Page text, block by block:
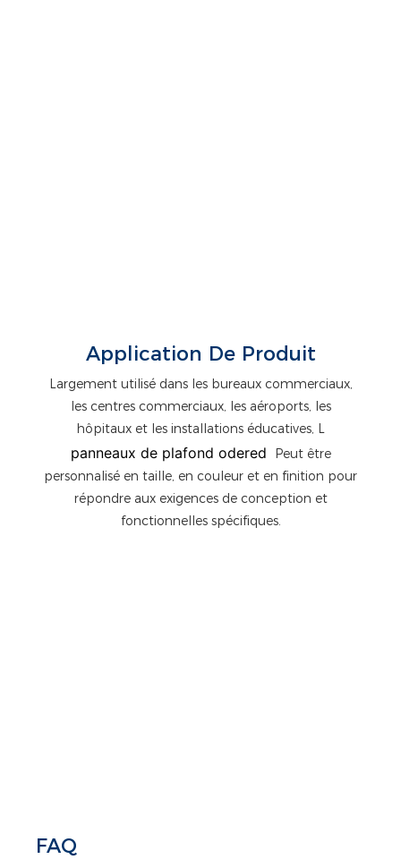
Application De Produit
Largement utilisé dans les bureaux commerciaux,
les centres commerciaux, les aéroports, les
hôpitaux et les installations éducatives, L
panneaux de plafond odered
Peut être
personnalisé en taille, en couleur et en finition pour
répondre aux exigences de conception et
fonctionnelles spécifiques.
FAQ